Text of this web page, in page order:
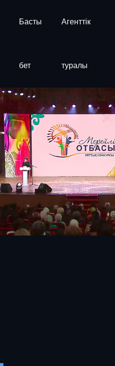
Басты
бет
Агенттік
туралы